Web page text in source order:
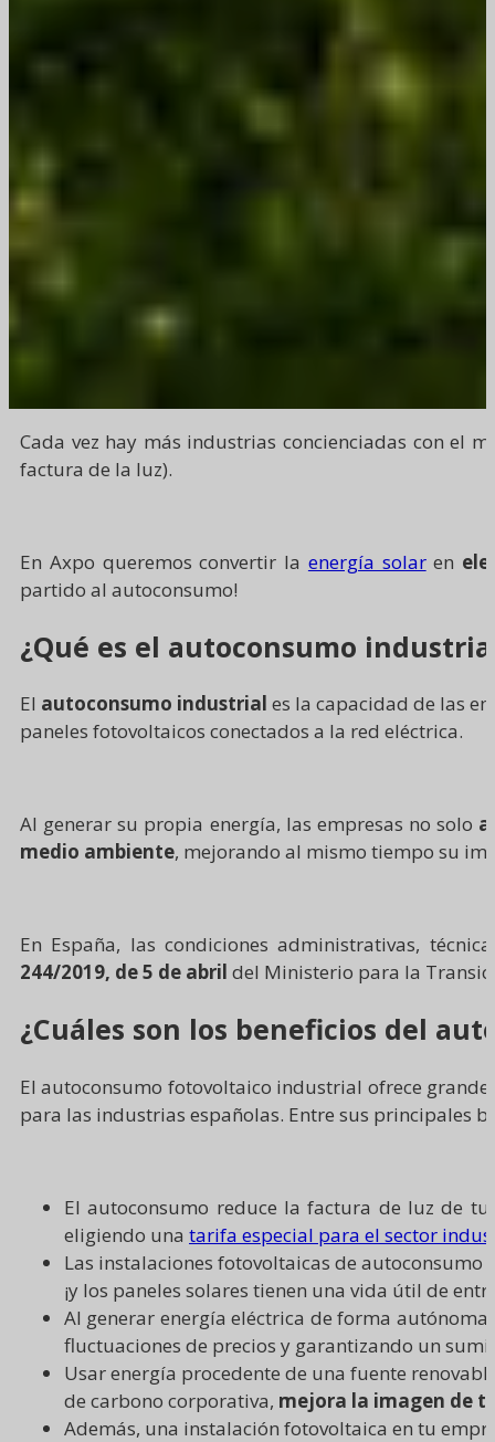
Cada vez hay más industrias concienciadas con el
factura de la luz).
En Axpo queremos convertir la energía solaren
partido al autoconsumo!
¿Qué es el autoconsumo
El autoconsumo industriales la capacidad de las
paneles fotovoltaicos conectados a la red eléctrica.
Al generar su propia energía, las empresas no solo
medio ambiente, mejorando al mismo tiempo su
En España, las condiciones administrativas,
244/2019, de 5 de abril del Ministerio para la
¿Cuáles son los beneficios del
El autoconsumo fotovoltaico industrial ofrece
para las industrias españolas. Entre sus principales
El autoconsumo reduce la factura de luz de
eligiendo una tarifa especial para el sector
Las instalaciones fotovoltaicas de
¡y los paneles solares tienen una vida útil de
Al generar energía eléctrica de forma
fluctuaciones de precios y garantizando un
Usar energía procedente de una fuente
de carbono corporativa, mejora la imagen de
Además, una instalación fotovoltaica en tu